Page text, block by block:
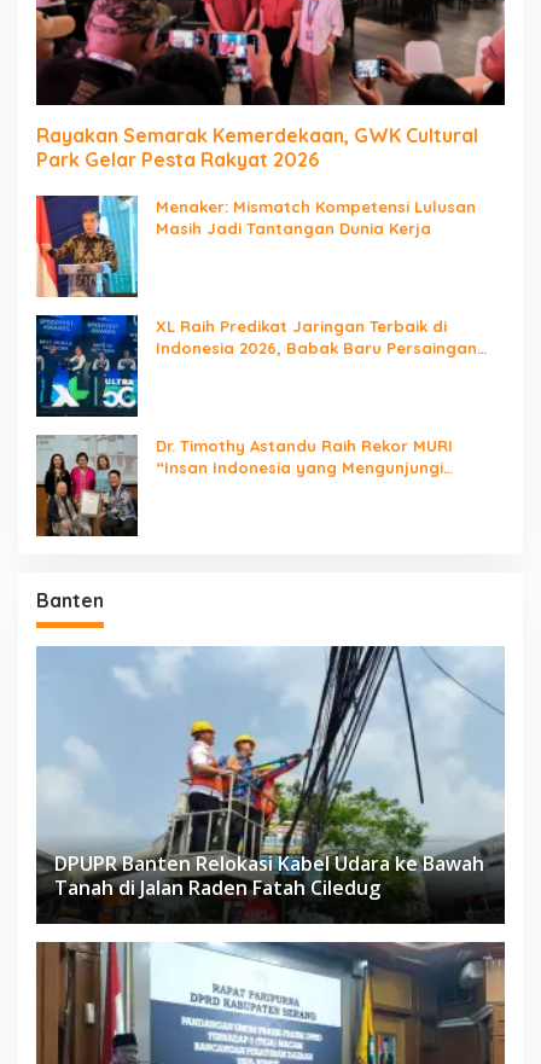
Rayakan Semarak Kemerdekaan, GWK Cultural
Park Gelar Pesta Rakyat 2026
Menaker: Mismatch Kompetensi Lulusan
Masih Jadi Tantangan Dunia Kerja
XL Raih Predikat Jaringan Terbaik di
Indonesia 2026, Babak Baru Persaingan
Dr. Timothy Astandu Raih Rekor MURI
“Insan Indonesia yang Mengunjungi
Banten
DPUPR Banten Relokasi Kabel Udara ke Bawah
Tanah di Jalan Raden Fatah Ciledug